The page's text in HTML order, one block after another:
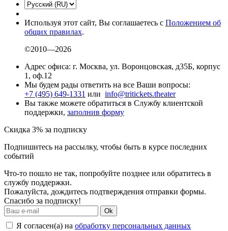
Используя этот сайт, Вы соглашаетесь с Положением об
общих правилах.
©2010—2026
Адрес офиса: г. Москва, ул. Воронцовская, д35Б, корпус
1, оф.12
Мы будем рады ответить на все Ваши вопросы:
+7 (495) 649-1331 или info@tritickets.theater
Вы также можете обратиться в Службу клиентской
поддержки, заполнив форму
Скидка 3% за подписку
Подпишитесь на рассылку, чтобы быть в курсе последних
событий
Что-то пошло не так, попробуйте позднее или обратитесь в
службу поддержки.
Пожалуйста, дождитесь подтверждения отправки формы.
Спасибо за подписку!
Ok
Я согласен(а) на обработку персональных данных